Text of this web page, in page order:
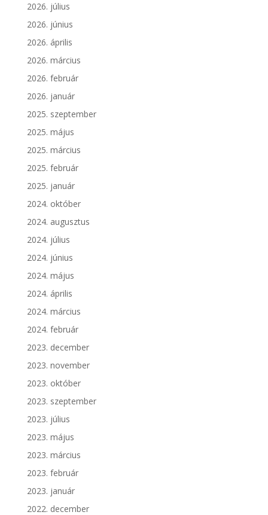
2026. július
2026. június
2026. április
2026. március
2026. február
2026. január
2025. szeptember
2025. május
2025. március
2025. február
2025. január
2024. október
2024. augusztus
2024. július
2024. június
2024. május
2024. április
2024. március
2024. február
2023. december
2023. november
2023. október
2023. szeptember
2023. július
2023. május
2023. március
2023. február
2023. január
2022. december